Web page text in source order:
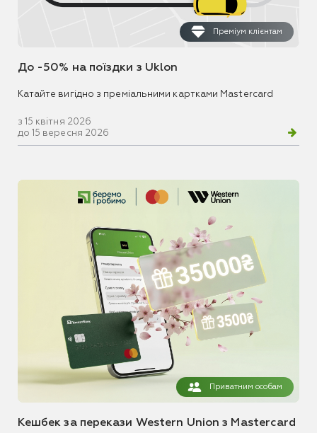
Преміум клієнтам
До -50% на поїздки з Uklon
Катайте вигідно з преміальними картками Mastercard
з 15 квітня 2026
до 15 вересня 2026
Приватним особам
Кешбек за перекази Western Union з Mastercard